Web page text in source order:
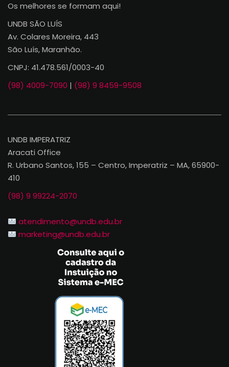
Os melhores se formam aqui!
UNDB SÃO LUÍS
Av. Colares Moreira, 443
São Luís, Maranhão.
CNPJ: 41.478.561/0003-40
(98) 4009-7090 | (98) 9 8459-9508
UNDB IMPERATRIZ
Aracati Office
R. Urbano Santos, 155 – Centro, Imperatriz – MA, 65900-
410
(98) 9 99224-2070
atendimento@undb.edu.br
marketing@undb.edu.br